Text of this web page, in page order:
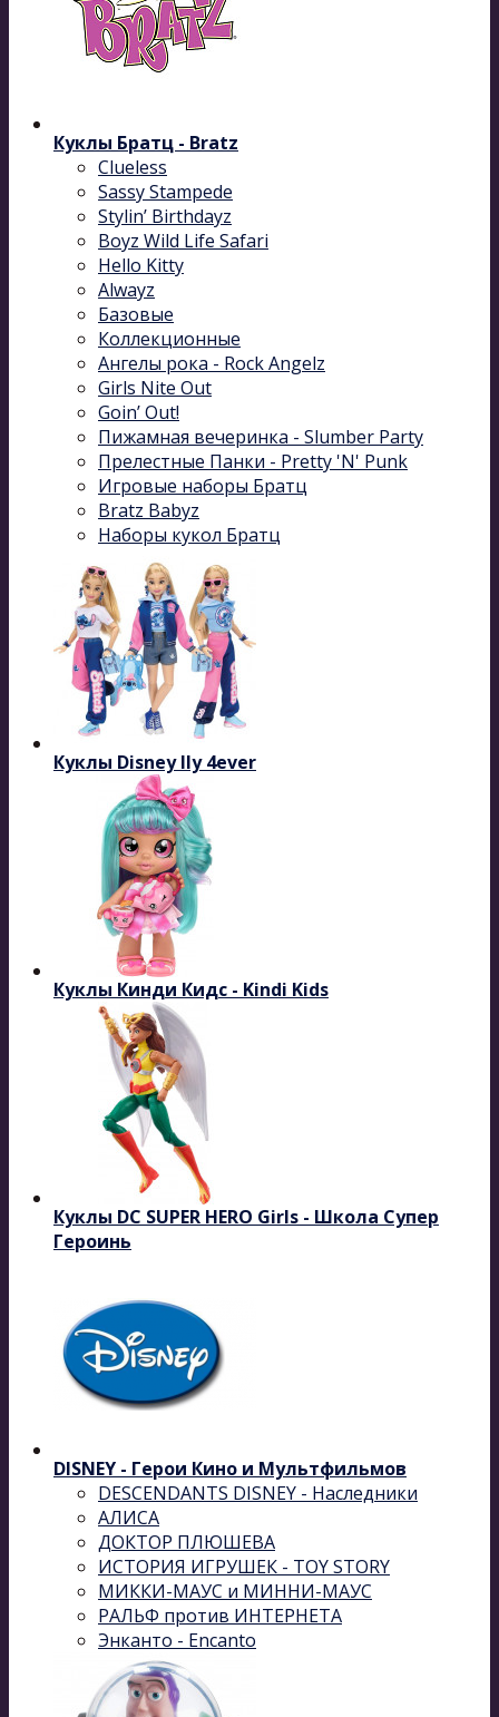
Куклы Братц - Bratz
Clueless
Sassy Stampede
Stylin’ Birthdayz
Boyz Wild Life Safari
Hello Kitty
Alwayz
Базовые
Коллекционные
Ангелы рока - Rock Angelz
Girls Nite Out
Goin’ Out!
Пижамная вечеринка - Slumber Party
Прелестные Панки - Pretty 'N' Punk
Игровые наборы Братц
Bratz Babyz
Наборы кукол Братц
Куклы Disney Ily 4ever
Куклы Кинди Кидс - Kindi Kids
Куклы DC SUPER HERO Girls - Школа Супер
Героинь
DISNEY - Герои Кино и Мультфильмов
DESCENDANTS DISNEY - Наследники
АЛИСА
ДОКТОР ПЛЮШЕВА
ИСТОРИЯ ИГРУШЕК - TOY STORY
МИККИ-МАУС и МИННИ-МАУС
РАЛЬФ против ИНТЕРНЕТА
Энканто - Encanto